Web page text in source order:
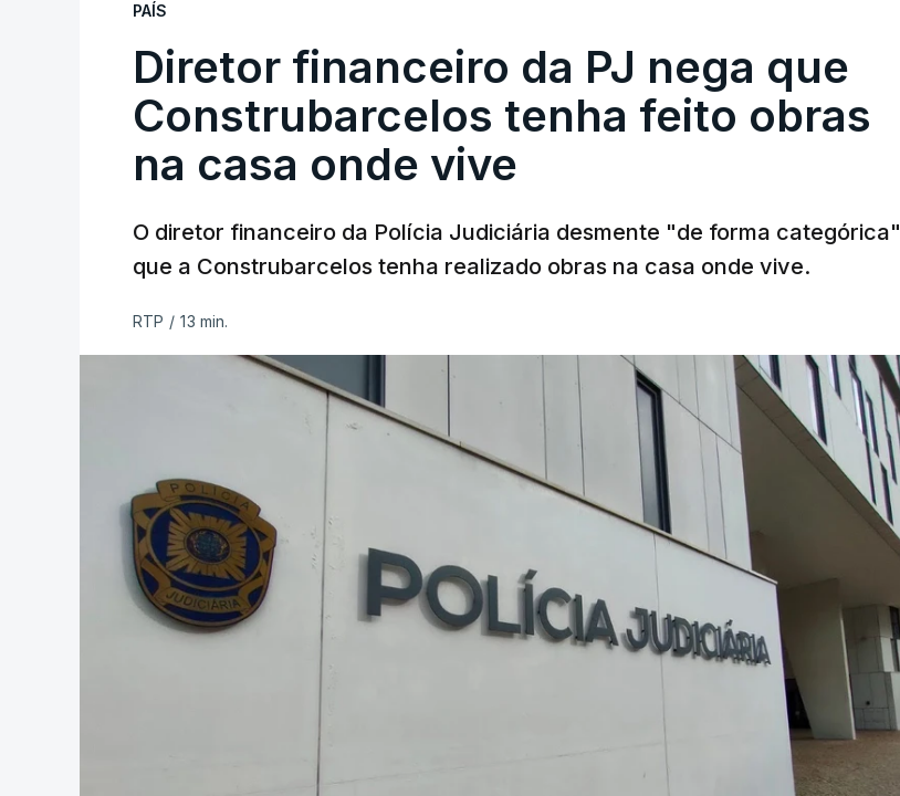
PAÍS
Diretor financeiro da PJ nega que
Construbarcelos tenha feito obras
na casa onde vive
O diretor financeiro da Polícia Judiciária desmente "de forma categórica"
que a Construbarcelos tenha realizado obras na casa onde vive.
RTP / 13 min.